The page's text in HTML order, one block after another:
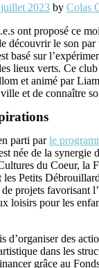
2023 by Colas
ont proposé ce
découvrir le son par
basé sur
lieux verts. Ce club
et animé par
et de connaître
parti parle
née de la synergie
du Coeur, la
Petits
projets favorisant
loisirs pour les
d’organiser des
dans les
grâce au